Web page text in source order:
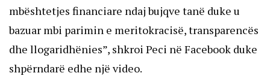
mbështetjes financiare ndaj bujqve tanë duke u
bazuar mbi parimin e meritokracisë, transparencës
dhe llogaridhënies”, shkroi Peci në Facebook duke
shpërndarë edhe një video.